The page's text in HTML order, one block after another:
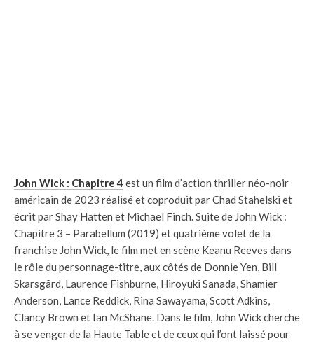
John Wick : Chapitre 4 est un film d’action thriller néo-noir
américain de 2023 réalisé et coproduit par Chad Stahelski et
écrit par Shay Hatten et Michael Finch. Suite de John Wick :
Chapitre 3 – Parabellum (2019) et quatrième volet de la
franchise John Wick, le film met en scène Keanu Reeves dans
le rôle du personnage-titre, aux côtés de Donnie Yen, Bill
Skarsgård, Laurence Fishburne, Hiroyuki Sanada, Shamier
Anderson, Lance Reddick, Rina Sawayama, Scott Adkins,
Clancy Brown et Ian McShane. Dans le film, John Wick cherche
à se venger de la Haute Table et de ceux qui l’ont laissé pour